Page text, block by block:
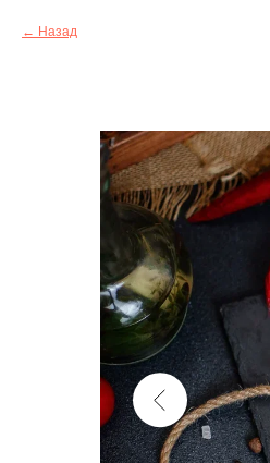
Назад